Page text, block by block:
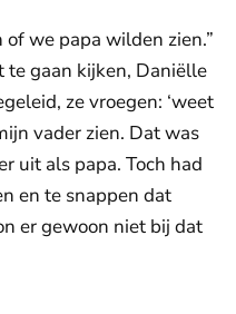
we papa wilden zien.”
te gaan kijken, Daniëlle
ze vroegen: ‘weet
vader zien. Dat was
uit als papa. Toch had
en te snappen dat
er gewoon niet bij dat